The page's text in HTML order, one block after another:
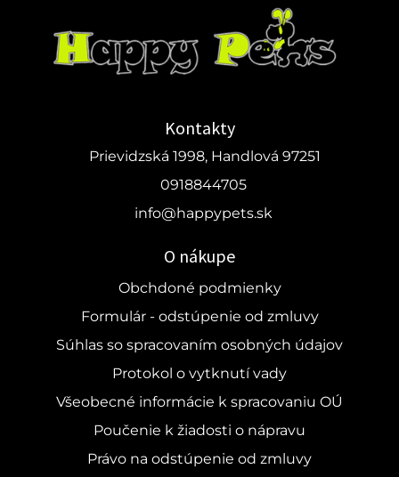
Kontakty
Prievidzská 1998, Handlová 97251
0918844705
info@happypets.sk
O nákupe
Obchdoné podmienky
Formulár - odstúpenie od zmluvy
Súhlas so spracovaním osobných údajov
Protokol o vytknutí vady
Všeobecné informácie k spracovaniu OÚ
Poučenie k žiadosti o nápravu
Právo na odstúpenie od zmluvy